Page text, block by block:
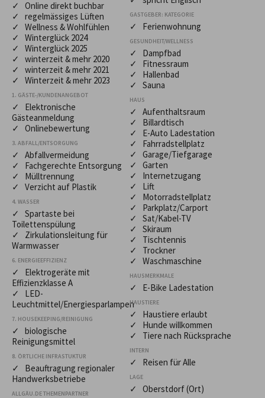
✓ Online direkt buchbar
✓ regelmässiges Lüften
✓ Wellness & Wohlfühlen
✓ Winterglück 2024
✓ Winterglück 2025
✓ winterzeit & mehr 2020
✓ winterzeit & mehr 2021
✓ Winterzeit & mehr 2023
1. GÄSTE-/KUNDENANGEBOT
✓ Elektronische
Gästeanmeldung
✓ Onlinebewertung
3. ABFALL/ENTSORGUNG
✓ Abfallvermeidung
✓ Fachgerechte Entsorgung
✓ Mülltrennung
✓ Verzicht auf Plastik
4. WASSER
✓ Spartaste bei
Toilettenspülung
✓ Zirkulationsleitung für
Warmwasser
6. ENERGIEEFFIZIENZ
✓ Elektrogeräte mit
Effizienzklasse A
✓ LED-
Leuchtmittel/Energiesparlampen
7. HOUSEKEEPING/REINIGUNG
✓ biologische
Reinigungsmittel
8. ÖRTLICHE INFRASTUKTUR
✓ Beauftragung regionaler
Handwerksbetriebe
ALLGÄU.DE THEMENPARTNER
GASTGEBER: KATEGORIE
✓ Ferienwohnung
GESUNDHEIT/WELLNESS
✓ Dampfbad
✓ Fitnessraum
✓ Hallenbad
✓ Sauna
HAUS
✓ Aufenthaltsraum
✓ Billardtisch
✓ E-Auto Ladestation
✓ Fahrradstellplatz
✓ Garage/Tiefgarage
✓ Garten
✓ Internetzugang
✓ Lift
✓ Motorradstellplatz
✓ Parkplatz/Carport
✓ Sat/Kabel-TV
✓ Skiraum
✓ Tischtennis
✓ Trockner
✓ Waschmaschine
HAUSMERKMALE
✓ E-Bike Ladestation
HAUSTIERE
✓ Haustiere erlaubt
✓ Hunde willkommen
✓ Tiere nach Rücksprache
INTERN
✓ Reisen für Alle
LAGE
✓ Oberstdorf (Ort)